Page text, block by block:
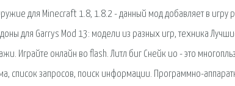
для Minecraft 1.8, 1.8.2 - данный мод добавляет в
для Garrys Mod 13: модели из разных игр, техника
Играйте онлайн во flash. Литл биг Снейк ио - это
список запросов, поиск информации. Программно-